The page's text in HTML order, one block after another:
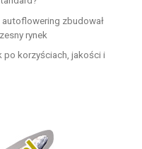
zbudował
rynek
po korzyściach, jakości i